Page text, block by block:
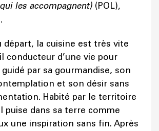
les accompagnent) (POL),
départ, la cuisine est très vite
conducteur d’une vie pour
guidé par sa gourmandise, son
et son désir sans
Habité par le territoire
puise dans sa terre comme
une inspiration sans fin. Après